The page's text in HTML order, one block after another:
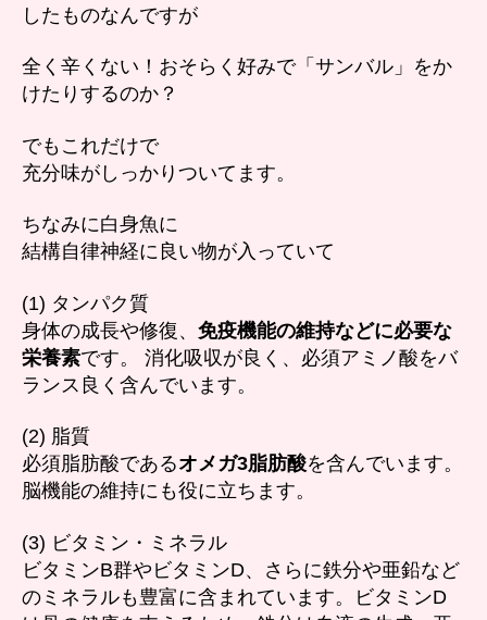
したものなんですが
全く辛くない！おそらく好みで「サンバル」をか
けたりするのか？
でもこれだけで
充分味がしっかりついてます。
ちなみに白身魚に
結構自律神経に良い物が入っていて
(1) タンパク質
身体の成長や修復、 免疫機能の維持などに必要な
栄養素です。 消化吸収が良く、必須アミノ酸をバ
ランス良く含んでいます。
(2) 脂質
必須脂肪酸であるオメガ3脂肪酸を含んでいます。
脳機能の維持にも役に立ちます。
(3) ビタミン・ミネラル
ビタミンB群やビタミンD、さらに鉄分や亜鉛など
のミネラルも豊富に含まれています。ビタミンD